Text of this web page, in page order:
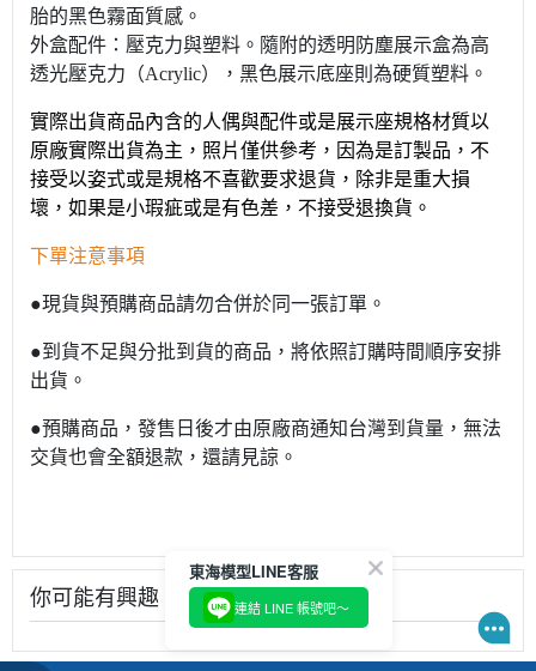
胎的黑色霧面質感。
外盒配件：壓克力與塑料。隨附的透明防塵展示盒為高
透光壓克力（Acrylic），黑色展示底座則為硬質塑料。
實際出貨商品內含的人偶與配件或是展示座規格材質以
原廠實際出貨為主，照片僅供參考，因為是訂製品，不
接受以姿式或是規格不喜歡要求退貨，除非是重大損
壞，如果是小瑕疵或是有色差，不接受退換貨。
下單注意事項
●現貨與預購商品請勿合併於同一張訂單。
●到貨不足與分批到貨的商品，將依照訂購時間順序安排
出貨。
●預購商品，發售日後才由原廠商通知台灣到貨量，無法
交貨也會全額退款，還請見諒。
你可能有興趣